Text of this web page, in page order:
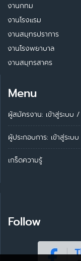
งานกทม
งานโรงแรม
งานสมุทรปราการ
งานโรงพยาบาล
งานสมุทรสาคร
Menu
ผู้สมัครงาน: เข้าสู่ระบบ /
ผู้ประกอบการ: เข้าสู่ระบบ
เกร็ดความรู้
Follow